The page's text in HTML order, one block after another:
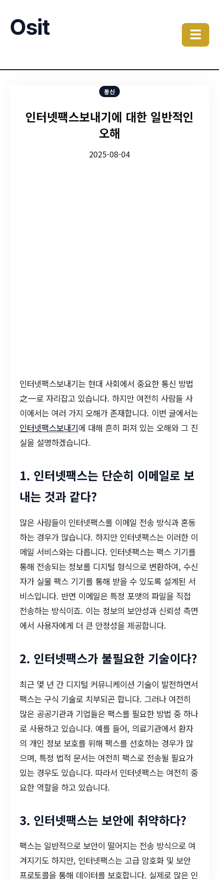
Osit ☰
통신
인터넷팩스보내기에 대한 일반적인
오해
2025-08-04
인터넷팩스보내기는 현대 사회에서 중요한 통신 방법
之一로 자리잡고 있습니다. 하지만 여전히 사람들 사
이에서는 여러 가지 오해가 존재합니다. 이번 글에서는
인터넷팩스보내기에 대해 흔히 퍼져 있는 오해와 그 진
실을 설명하겠습니다.
1. 인터넷팩스는 단순히 이메일로 보
내는 것과 같다?
많은 사람들이 인터넷팩스를 이메일 전송 방식과 혼동
하는 경우가 많습니다. 하지만 인터넷팩스는 이러한 이
메일 서비스와는 다릅니다. 인터넷팩스는 팩스 기기를
통해 전송되는 정보를 디지털 형식으로 변환하여, 수신
자가 실물 팩스 기기를 통해 받을 수 있도록 설계된 서
비스입니다. 반면 이메일은 특정 포맷의 파일을 직접
전송하는 방식이죠. 이는 정보의 보안성과 신뢰성 측면
에서 사용자에게 더 큰 안정성을 제공합니다.
2. 인터넷팩스가 불필요한 기술이다?
최근 몇 년 간 디지털 커뮤니케이션 기술이 발전하면서
팩스는 구식 기술로 치부되곤 합니다. 그러나 여전히
많은 공공기관과 기업들은 팩스를 필요한 방법 중 하나
로 사용하고 있습니다. 예를 들어, 의료기관에서 환자
의 개인 정보 보호를 위해 팩스를 선호하는 경우가 많
으며, 특정 법적 문서는 여전히 팩스로 전송될 필요가
있는 경우도 있습니다. 따라서 인터넷팩스는 여전히 중
요한 역할을 하고 있습니다.
3. 인터넷팩스는 보안에 취약하다?
팩스는 일반적으로 보안이 떨어지는 전송 방식으로 여
겨지기도 하지만, 인터넷팩스는 고급 암호화 및 보안
프로토콜을 통해 데이터를 보호합니다. 실제로 많은 인